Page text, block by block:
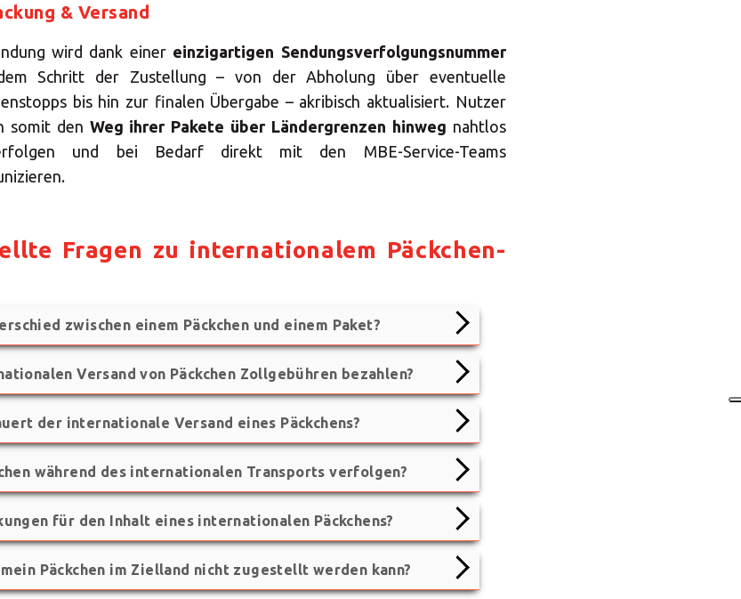
& Versand
wird dank einer einzigartigen Sendungsverfolgungsnummer
Schritt der Zustellung – von der Abholung über eventuelle
bis hin zur finalen Übergabe – akribisch aktualisiert. Nutzer
somit den Weg ihrer Pakete über Ländergrenzen hinweg nahtlos
und bei Bedarf direkt mit den MBE-Service-Teams
Fragen zu internationalem Päckchen-
zwischen einem Päckchen und einem Paket?
Versand von Päckchen Zollgebühren bezahlen?
der internationale Versand eines Päckchens?
während des internationalen Transports verfolgen?
für den Inhalt eines internationalen Päckchens?
Päckchen im Zielland nicht zugestellt werden kann?